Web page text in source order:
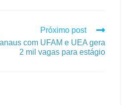
Próximo post
com UFAM e UEA gera
2 mil vagas para estágio